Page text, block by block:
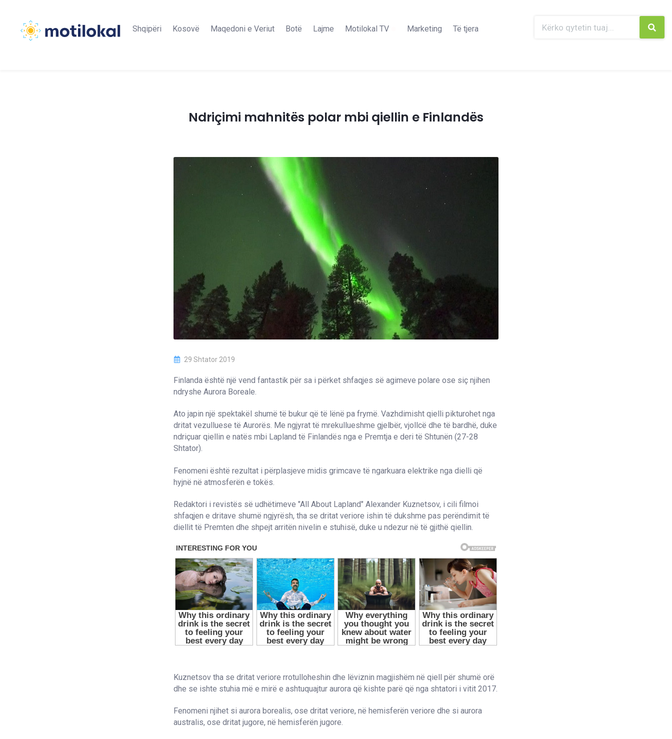
Shqipëri Kosovë Maqedoni e Veriut Botë Lajme Motilokal TV Marketing Të tjera
Ndriçimi mahnitës polar mbi qiellin e Finlandës
29 Shtator 2019
Finlanda është një vend fantastik për sa i përket shfaqjes së agimeve polare ose siç njihen
ndryshe Aurora Boreale.
Ato japin një spektakël shumë të bukur që të lënë pa frymë. Vazhdimisht qielli pikturohet nga
dritat vezulluese të Aurorës. Me ngjyrat të mrekullueshme gjelbër, vjollcë dhe të bardhë, duke
ndriçuar qiellin e natës mbi Lapland të Finlandës nga e Premtja e deri të Shtunën (27-28
Shtator).
Fenomeni është rezultat i përplasjeve midis grimcave të ngarkuara elektrike nga dielli që
hyjnë në atmosferën e tokës.
Redaktori i revistës së udhëtimeve "All About Lapland" Alexander Kuznetsov, i cili filmoi
shfaqjen e dritave shumë ngjyrësh, tha se dritat veriore ishin të dukshme pas perëndimit të
diellit të Premten dhe shpejt arritën nivelin e stuhisë, duke u ndezur në të gjithë qiellin.
Kuznetsov tha se dritat veriore rrotulloheshin dhe lëviznin magjishëm në qiell për shumë orë
dhe se ishte stuhia më e mirë e ashtuquajtur aurora që kishte parë që nga shtatori i vitit 2017.
Fenomeni njihet si aurora borealis, ose dritat veriore, në hemisferën veriore dhe si aurora
australis, ose dritat jugore, në hemisferën jugore.